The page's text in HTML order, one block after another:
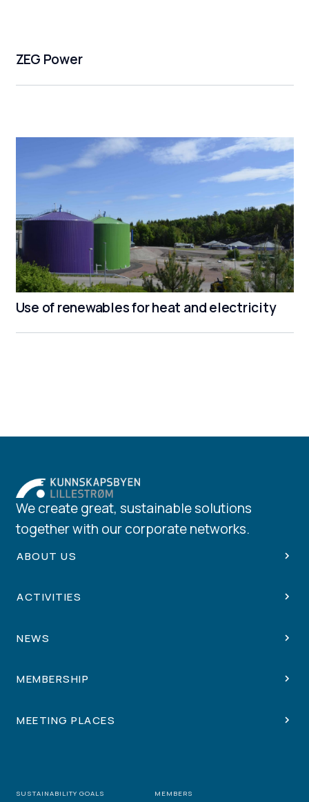
ZEG Power
Use of renewables for heat and electricity
We create great, sustainable solutions
together with our corporate networks.
ABOUT US
ACTIVITIES
NEWS
MEMBERSHIP
MEETING PLACES
SUSTAINABILITY GOALS MEMBERS